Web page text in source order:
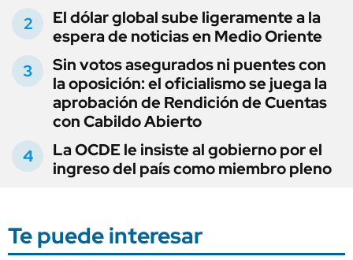
El dólar global sube ligeramente a la
espera de noticias en Medio Oriente
Sin votos asegurados ni puentes con
la oposición: el oficialismo se juega la
aprobación de Rendición de Cuentas
con Cabildo Abierto
La OCDE le insiste al gobierno por el
ingreso del país como miembro pleno
Te puede interesar